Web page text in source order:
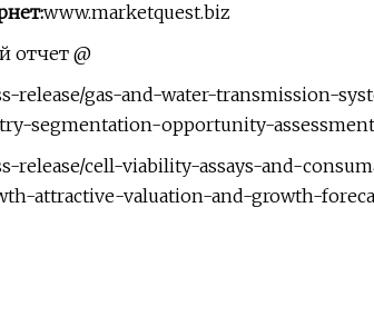
www.marketquest.biz
отчет @
release/gas-and-water-transmission-
segmentation-opportunity-
release/cell-viability-assays-and-
attractive-valuation-and-growth-